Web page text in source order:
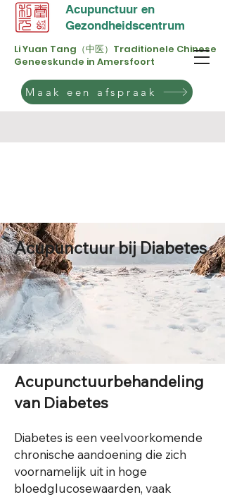
Li Yuan Tang（中医）Traditionele Chinese
Geneeskunde in Amersfoort
Acupunctuur en
Gezondheidscentrum
Maak een afspraak
Acupunctuur bij Diabetes
Acupunctuurbehandeling
van Diabetes
Diabetes is een veelvoorkomende
chronische aandoening die zich
voornamelijk uit in hoge
bloedglucosewaarden, vaak